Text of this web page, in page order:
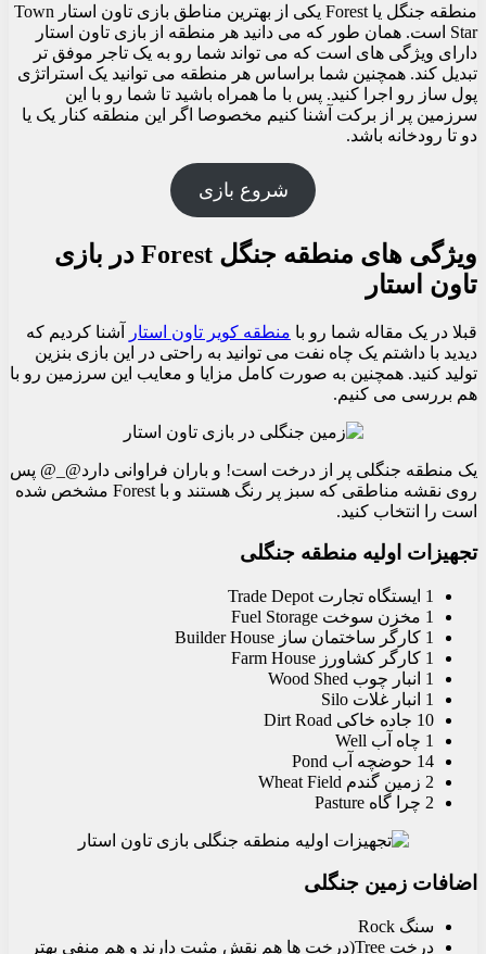
منطقه جنگل یا Forest یکی از بهترین مناطق بازی تاون استار Town
Star است. همان طور که می دانید هر منطقه از بازی تاون استار
دارای ویژگی های است که می تواند شما رو به یک تاجر موفق تر
تبدیل کند. همچنین شما براساس هر منطقه می توانید یک استراتژی
پول ساز رو اجرا کنید. پس با ما همراه باشید تا شما رو با این
سرزمین پر از برکت آشنا کنیم مخصوصا اگر این منطقه کنار یک یا
دو تا رودخانه باشد.
شروع بازی
ویژگی های منطقه جنگل Forest در بازی
تاون استار
قبلا در یک مقاله شما رو با منطقه کویر تاون استار
آشنا کردیم که
دیدید با داشتم یک چاه نفت می توانید به راحتی در این بازی بنزین
تولید کنید. همچنین به صورت کامل مزایا و معایب این سرزمین رو با
هم بررسی می کنیم.
یک منطقه جنگلی پر از درخت است! و باران فراوانی دارد@_@ پس
روی نقشه مناطقی که سبز پر رنگ هستند و با Forest مشخص شده
است را انتخاب کنید.
تجهیزات اولیه منطقه جنگلی
1 ایستگاه تجارت Trade Depot
1 مخزن سوخت Fuel Storage
1 کارگر ساختمان ساز Builder House
1 کارگر کشاورز Farm House
1 انبار چوب Wood Shed
1 انبار غلات Silo
10 جاده خاکی Dirt Road
1 چاه آب Well
14 حوضچه آب Pond
2 زمین گندم Wheat Field
2 چرا گاه Pasture
اضافات زمین جنگلی
سنگ Rock
درخت Tree(درخت ها هم نقش مثبت دارند و هم منفی بهتر